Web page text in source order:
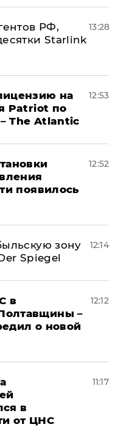
РФ,
Starlink
13:28
на
Patriot по
The Atlantic
12:53
появилось
12:52
зону
Spiegel
12:14
в
–
о новой
12:12
в
от ЦНС
11:17